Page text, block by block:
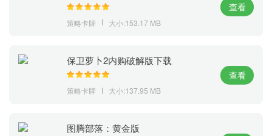
策略卡牌 大小:153.17 MB
查看
保卫萝卜2内购破解版下载
策略卡牌 大小:137.95 MB
查看
图腾部落：黄金版